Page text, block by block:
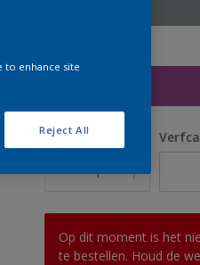
Aantal
Op dit moment is het
te bestellen. Houd de
to enhance site
Reject All